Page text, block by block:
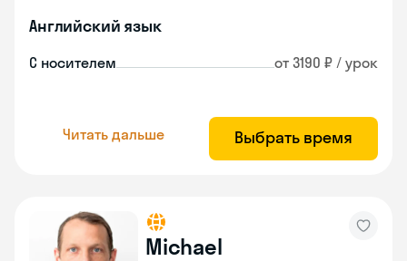
Английский язык
С носителем от 3190 ₽ / урок
Читать дальше Выбрать время
Michael